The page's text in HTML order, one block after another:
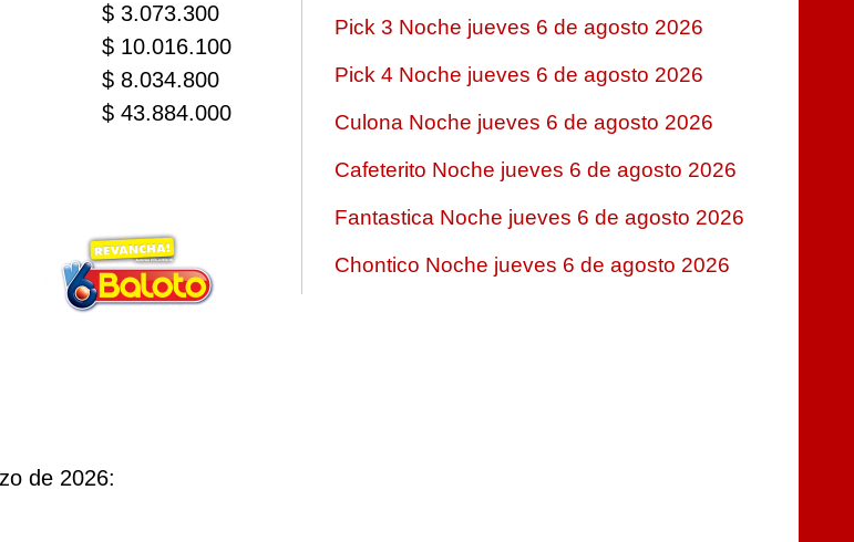
$ 3.073.300
$ 10.016.100
$ 8.034.800
$ 43.884.000
de 2026:
Pick 3 Noche jueves 6 de agosto 2026
Pick 4 Noche jueves 6 de agosto 2026
Culona Noche jueves 6 de agosto 2026
Cafeterito Noche jueves 6 de agosto 2026
Fantastica Noche jueves 6 de agosto 2026
Chontico Noche jueves 6 de agosto 2026